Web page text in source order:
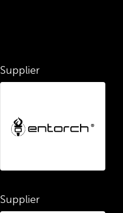
Supplier
Supplier